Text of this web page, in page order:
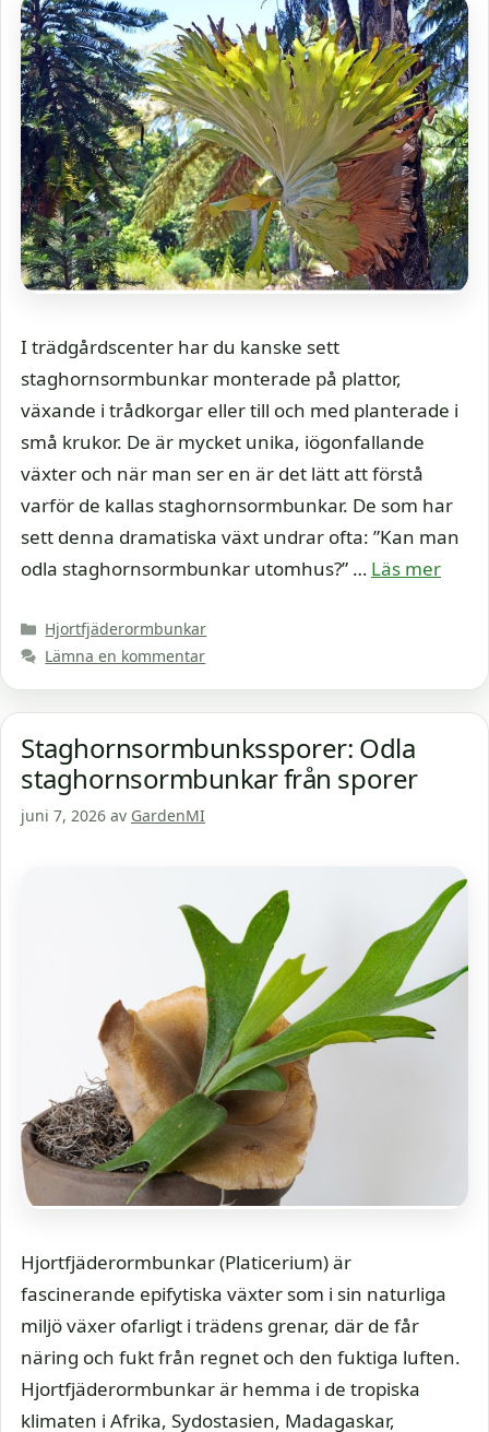
I trädgårdscenter har du kanske sett
staghornsormbunkar monterade på plattor,
växande i trådkorgar eller till och med planterade i
små krukor. De är mycket unika, iögonfallande
växter och när man ser en är det lätt att förstå
varför de kallas staghornsormbunkar. De som har
sett denna dramatiska växt undrar ofta: ”Kan man
odla staghornsormbunkar utomhus?” … Läs mer
Kategorier
Hjortfjäderormbunkar
Lämna en kommentar
Staghornsormbunkssporer: Odla
staghornsormbunkar från sporer
juni 7, 2026 av GardenMI
Hjortfjäderormbunkar (Platicerium) är
fascinerande epifytiska växter som i sin naturliga
miljö växer ofarligt i trädens grenar, där de får
näring och fukt från regnet och den fuktiga luften.
Hjortfjäderormbunkar är hemma i de tropiska
klimaten i Afrika, Sydostasien, Madagaskar,